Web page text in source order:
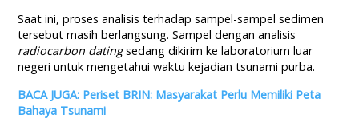
Saat ini, proses analisis terhadap sampel-sampel sedimen
tersebut masih berlangsung. Sampel dengan analisis
radiocarbon datingsedang dikirim ke laboratorium luar
negeri untuk mengetahui waktu kejadian tsunami purba.
BACA JUGA: Periset BRIN: Masyarakat Perlu Memiliki Peta
Bahaya Tsunami